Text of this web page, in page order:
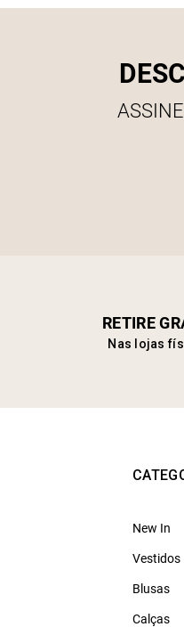
RETIRE
Nas lojas
New In
Vestidos
Blusas
Calças